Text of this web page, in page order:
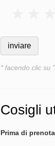
* facendo clic su
Cosigli
Prima di